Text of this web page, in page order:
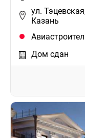
ул.
Казань
Дом сдан